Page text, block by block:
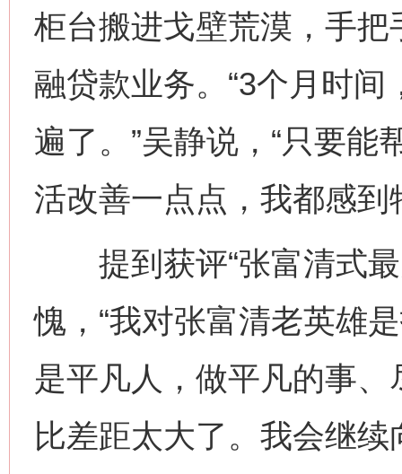
柜台搬进戈壁荒漠，手
融贷款业务。“3个月时
遍了。”吴静说，“只要
活改善一点点，我都感到
提到获评“张富清式最
愧，“我对张富清老英雄
是平凡人，做平凡的事
比差距太大了。我会继
这是一记警钟！ 谢
在谋一域中谋全局
今